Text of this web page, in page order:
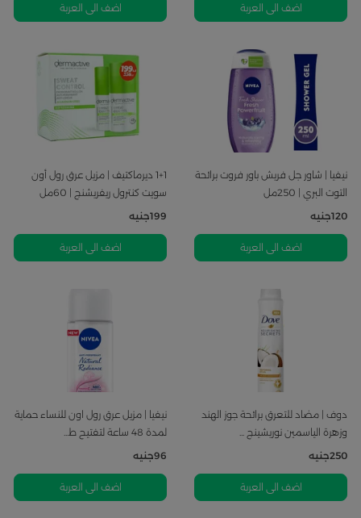
اضف الى العربة اضف الى العربة
نيفيا | شاور جل فريش باور فروت برائحة
التوت البري | 250مل
120جنيه
اضف الى العربة
1+1 ديرماكتيف | مزيل عرق رول أون
سويت كنترول ريفريشنج | 60مل
199جنيه
اضف الى العربة
دوف | مضاد للتعرق برائحة جوز الهند
وزهرة الياسمين نوريشينج ...
250جنيه
اضف الى العربة
نيفيا | مزيل عرق رول اون للنساء حماية
لمدة 48 ساعة لتفتيح ط...
96جنيه
اضف الى العربة